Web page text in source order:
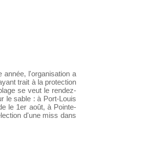
année, l'organisation a
trait à la protection
se veut le rendez-
le sable : à Port-Louis
le 1er août, à Pointe-
d'une miss dans